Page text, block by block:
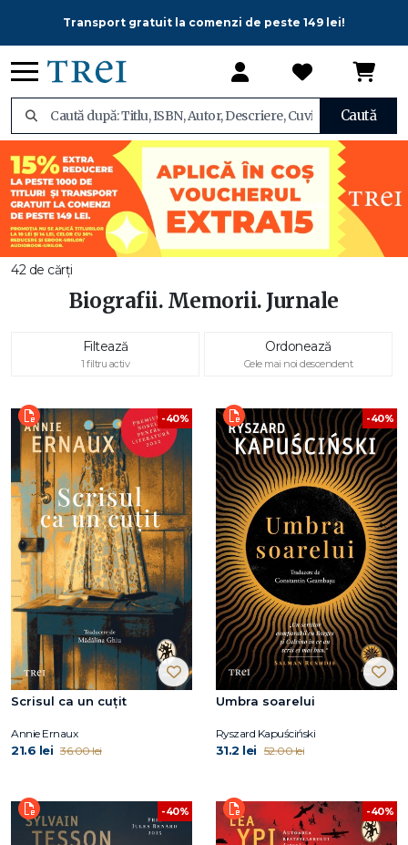
Transport gratuit la comenzi de peste 149 lei!
Caută
42 de cărți
Biografii. Memorii. Jurnale
Filtează
1 filtru activ
Ordonează
Cele mai noi descendent
-40%
Scrisul ca un cuțit
Annie Ernaux
21.6 lei 36.00 lei
-40%
Umbra soarelui
Ryszard Kapuściński
31.2 lei 52.00 lei
-40% -40%